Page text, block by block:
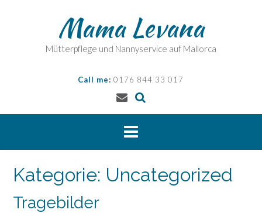
Mama Levana
Mütterpflege und Nannyservice auf Mallorca
Call me: 0176 844 33 017
Kategorie: Uncategorized
Tragebilder